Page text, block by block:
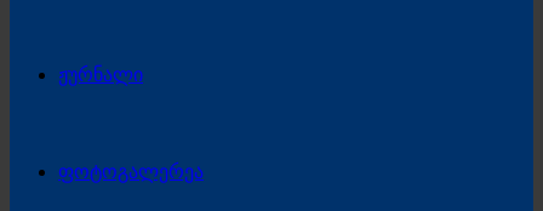
ჟურნალი
ფოტოგალერეა